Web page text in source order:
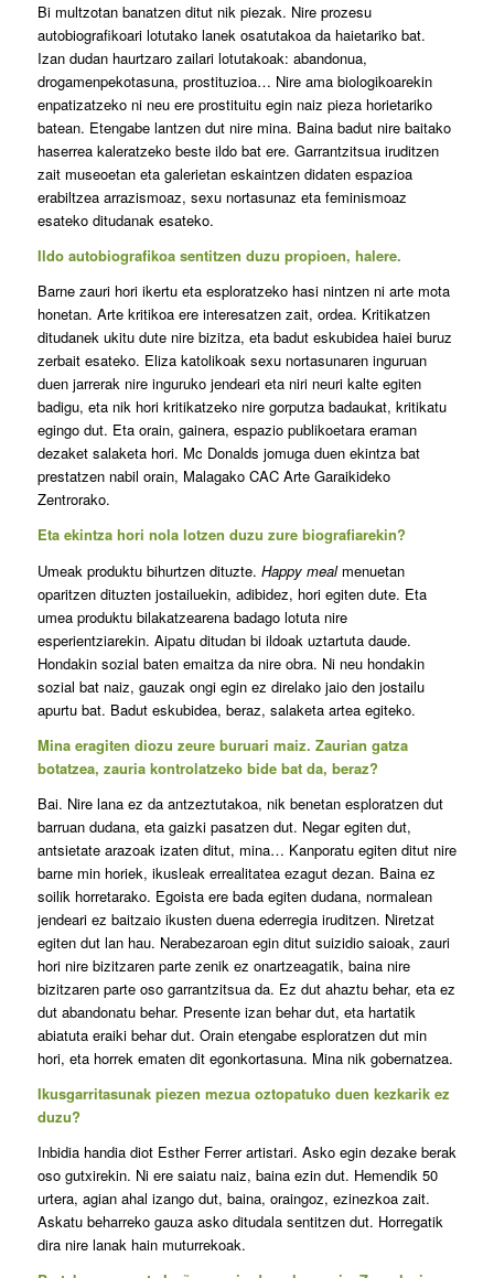
Bi multzotan banatzen ditut nik piezak. Nire prozesu
autobiografikoari lotutako lanek osatutakoa da haietariko bat.
Izan dudan haurtzaro zailari lotutakoak: abandonua,
drogamenpekotasuna, prostituzioa… Nire ama biologikoarekin
enpatizatzeko ni neu ere prostituitu egin naiz pieza horietariko
batean. Etengabe lantzen dut nire mina. Baina badut nire baitako
haserrea kaleratzeko beste ildo bat ere. Garrantzitsua iruditzen
zait museoetan eta galerietan eskaintzen didaten espazioa
erabiltzea arrazismoaz, sexu nortasunaz eta feminismoaz
esateko ditudanak esateko.
Ildo autobiografikoa sentitzen duzu propioen, halere.
Barne zauri hori ikertu eta esploratzeko hasi nintzen ni arte mota
honetan. Arte kritikoa ere interesatzen zait, ordea. Kritikatzen
ditudanek ukitu dute nire bizitza, eta badut eskubidea haiei buruz
zerbait esateko. Eliza katolikoak sexu nortasunaren inguruan
duen jarrerak nire inguruko jendeari eta niri neuri kalte egiten
badigu, eta nik hori kritikatzeko nire gorputza badaukat, kritikatu
egingo dut. Eta orain, gainera, espazio publikoetara eraman
dezaket salaketa hori. Mc Donalds jomuga duen ekintza bat
prestatzen nabil orain, Malagako CAC Arte Garaikideko
Zentrorako.
Eta ekintza hori nola lotzen duzu zure biografiarekin?
Umeak produktu bihurtzen dituzte. Happy mealmenuetan
oparitzen dituzten jostailuekin, adibidez, hori egiten dute. Eta
umea produktu bilakatzearena badago lotuta nire
esperientziarekin. Aipatu ditudan bi ildoak uztartuta daude.
Hondakin sozial baten emaitza da nire obra. Ni neu hondakin
sozial bat naiz, gauzak ongi egin ez direlako jaio den jostailu
apurtu bat. Badut eskubidea, beraz, salaketa artea egiteko.
Mina eragiten diozu zeure buruari maiz. Zaurian gatza
botatzea, zauria kontrolatzeko bide bat da, beraz?
Bai. Nire lana ez da antzeztutakoa, nik benetan esploratzen dut
barruan dudana, eta gaizki pasatzen dut. Negar egiten dut,
antsietate arazoak izaten ditut, mina… Kanporatu egiten ditut nire
barne min horiek, ikusleak errealitatea ezagut dezan. Baina ez
soilik horretarako. Egoista ere bada egiten dudana, normalean
jendeari ez baitzaio ikusten duena ederregia iruditzen. Niretzat
egiten dut lan hau. Nerabezaroan egin ditut suizidio saioak, zauri
hori nire bizitzaren parte zenik ez onartzeagatik, baina nire
bizitzaren parte oso garrantzitsua da. Ez dut ahaztu behar, eta ez
dut abandonatu behar. Presente izan behar dut, eta hartatik
abiatuta eraiki behar dut. Orain etengabe esploratzen dut min
hori, eta horrek ematen dit egonkortasuna. Mina nik gobernatzea.
Ikusgarritasunak piezen mezua oztopatuko duen kezkarik ez
duzu?
Inbidia handia diot Esther Ferrer artistari. Asko egin dezake berak
oso gutxirekin. Ni ere saiatu naiz, baina ezin dut. Hemendik 50
urtera, agian ahal izango dut, baina, oraingoz, ezinezkoa zait.
Askatu beharreko gauza asko ditudala sentitzen dut. Horregatik
dira nire lanak hain muturrekoak.